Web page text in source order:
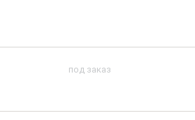
под заказ